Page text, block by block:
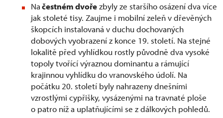
Načestném dvořezbyly ze staršího osázení dva více
jak stoleté tisy. Zaujme i mobilní zeleň v dřevěných
škopcích instalovaná v duchu dochovaných
dobových vyobrazení z konce 19. století. Na stejné
lokalitě před vyhlídkou rostly původně dva vysoké
topoly tvořící výraznou dominantu a rámující
krajinnou vyhlídku do vranovského údolí. Na
počátku 20. století byly nahrazeny dnešními
vzrostlými cypřišky, vysázenými na travnaté ploše
o patro níž a uplatňujícími se z dálkových pohledů.